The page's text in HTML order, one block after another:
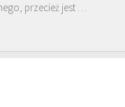
przecież jest …